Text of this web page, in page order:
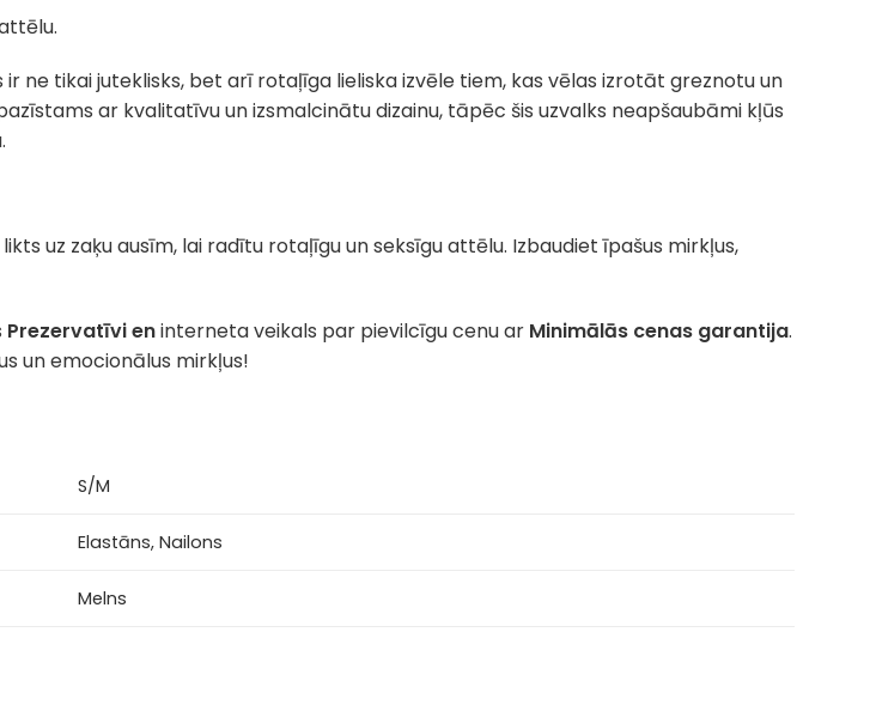
ir ne tikai juteklisks, bet arī rotaļīga lieliska izvēle tiem, kas vēlas izrotāt greznotu un
ar kvalitatīvu un izsmalcinātu dizainu, tāpēc šis uzvalks neapšaubāmi kļūs
uz zaķu ausīm, lai radītu rotaļīgu un seksīgu attēlu. Izbaudiet īpašus mirkļus,
Prezervatīvi eninterneta veikals par pievilcīgu cenu ar Minimālās cenas garantija.
un emocionālus mirkļus!
S/M
Elastāns, Nailons
Melns